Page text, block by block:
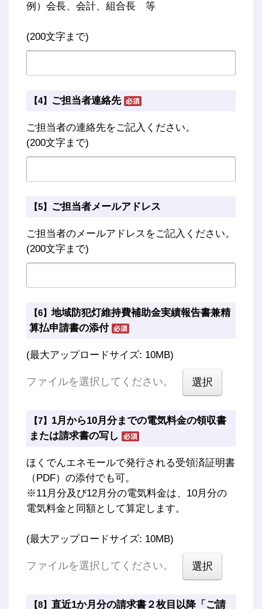
例）会長、会計、組合長 等
(200文字まで)
【4】 ご担当者連絡先
ご担当者の連絡先をご記入ください。
(200文字まで)
【5】 ご担当者メールアドレス
ご担当者のメールアドレスをご記入ください。
(200文字まで)
【6】 地域防犯灯維持費補助金実績報告書兼精
算払申請書の添付
(最大アップロードサイズ: 10MB)
ファイルを選択してください。
【7】 1月から10月分までの電気料金の領収書
または請求書の写し
ほくでんエネモールで発行される受領済証明書
（PDF）の添付でも可。
※11月分及び12月分の電気料金は、10月分の
電気料金と同額として算定します。
(最大アップロードサイズ: 10MB)
ファイルを選択してください。
【8】 直近1か月分の請求書２枚目以降「ご請